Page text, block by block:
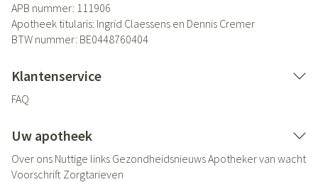
APB nummer: 111906
Apotheek titularis: Ingrid Claessens en Dennis Cremer
BTW nummer: BE0448760404
Klantenservice
FAQ
Uw apotheek
Over ons Nuttige links GezondheidsnieuwsApotheker van wacht
Voorschrift Zorgtarieven